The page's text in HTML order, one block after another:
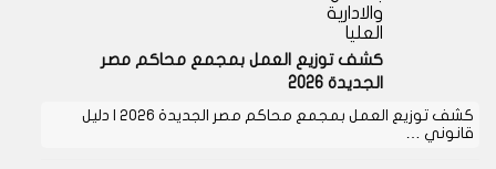
والادارية
العليا
كشف توزيع العمل بمجمع محاكم مصر
الجديدة 2026
كشف توزيع العمل بمجمع محاكم مصر الجديدة 2026 | دليل
قانوني …